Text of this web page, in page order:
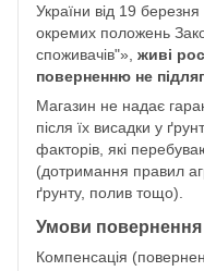
України від 19
окремих положень
споживачів"», живі
поверненню не
Магазин не надає
після їх висадки у
факторів, які
(дотримання правил
ґрунту, полив тощо).
Умови повернення
Компенсація